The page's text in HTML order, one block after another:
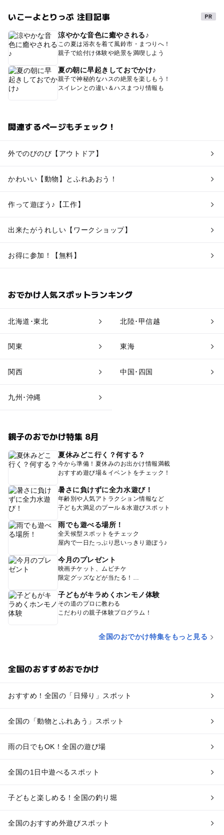
いこーよとりっぷ 注目記事
涼やかな音色に癒やされる♪
この夏は浴衣を着て風鈴市・まつりへ！
親子で絵付け体験や絶景を満喫しよう
夏の朝に早起きしておでかけ♪
親子で神秘的なハスの絶景を楽しもう！
スイレンとの違い＆ハスまつり情報も
関連するページもチェック！
外でのびのび【アウトドア】
かわいい【動物】とふれあおう！
作って遊ぼう♪【工作】
出来たがうれしい【ワークショップ】
お得に参加！【無料】
おでかけ人気スポットランキング
北海道･東北 北陸･甲信越
関東 東海
関西 中国･四国
九州･沖縄
親子のおでかけ特集 8月
夏休みどこ行く？何する？
今から準備！夏休みのお出かけ情報満載
おすすめ遊び場＆イベントをチェック！
暑さに負けずに全力水遊び！
年齢別や人気アトラクション情報など
子ども大満足のプール＆水遊びスポット
雨でも遊べる場所！
全天候型スポットをチェック
屋内で一日たっぷり思いっきり遊ぼう♪
今月のプレゼント
映画チケット、ムビチケ
限定グッズなどが当たる！
子どもがキラめくホンモノ体験
その道のプロに教わる
こだわりの親子体験プログラム！
全国のおでかけ特集をもっと見る
全国のおすすめおでかけ
おすすめ！全国の「日帰り」スポット
全国の「動物とふれあう」スポット
雨の日でもOK！全国の遊び場
全国の1日中遊べるスポット
子どもと楽しめる！全国の釣り堀
全国のおすすめ外遊びスポット